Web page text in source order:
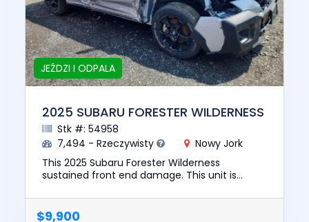
JEŹDZI I ODPALA
2025 SUBARU FORESTER WILDERNESS
Stk #: 54958
7,494 - Rzeczywisty
Nowy Jork
This 2025 Subaru Forester Wilderness
sustained front end damage. This unit is
value of this vehicle was $331...
$9,900